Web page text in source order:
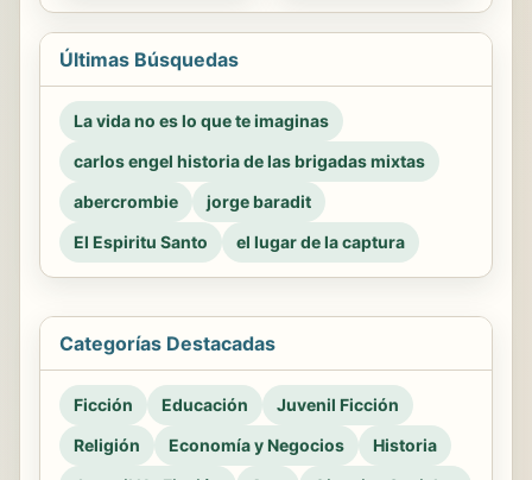
Últimas Búsquedas
La vida no es lo que te imaginas
carlos engel historia de las brigadas mixtas
abercrombie
jorge baradit
El Espiritu Santo
el lugar de la captura
Categorías Destacadas
Ficción Educación
Juvenil Ficción
Religión
Economía y Negocios
Historia